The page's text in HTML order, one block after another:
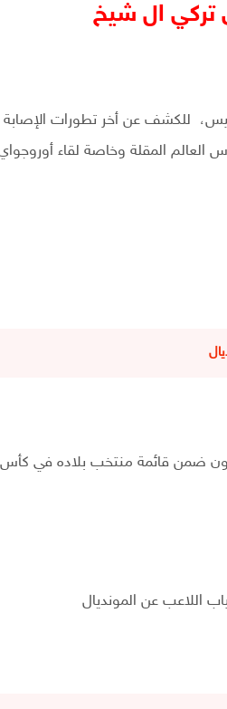
تركي ال شيخ
للكشف عن أخر تطورات الإصابة
المقلة وخاصة لقاء
ضمن قائمة منتخب بلاده في كأس
اللاعب عن المونديال